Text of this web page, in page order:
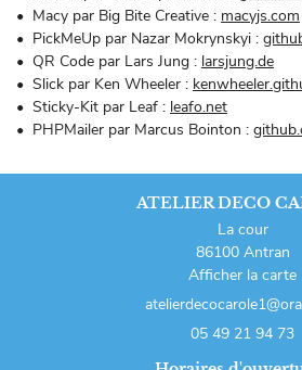
Macy par Big Bite Creative : macyjs.com
PickMeUp par Nazar Mokrynskyi :
QR Code par Lars Jung : larsjung.de
Slick par Ken Wheeler :
Sticky-Kit par Leaf : leafo.net
PHPMailer par Marcus Bointon :
ATELIER DECO
La cour
86100 Antran
Afficher la carte
05 49 21 94 73